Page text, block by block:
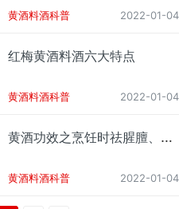
黄酒料酒科普 2022-01-04
红梅黄酒料酒六大特点
黄酒料酒科普 2022-01-04
黄酒功效之烹饪时祛腥膻、解
黄酒料酒科普 2022-01-04